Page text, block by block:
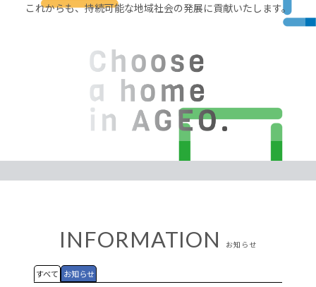
これからも、持続可能な地域社会の発展に貢献いたします。
INFORMATION お知らせ
すべて お知らせ